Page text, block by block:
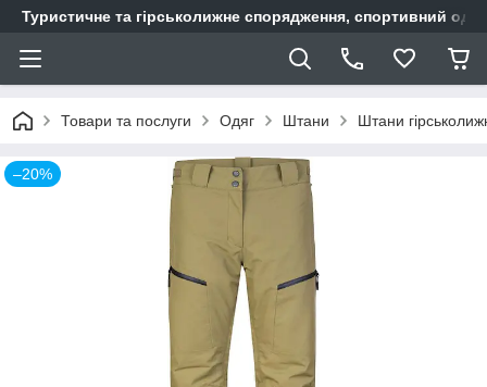
Туристичне та гірськолижне спорядження, спортивний
Товари та послуги Одяг Штани Штани
–20%